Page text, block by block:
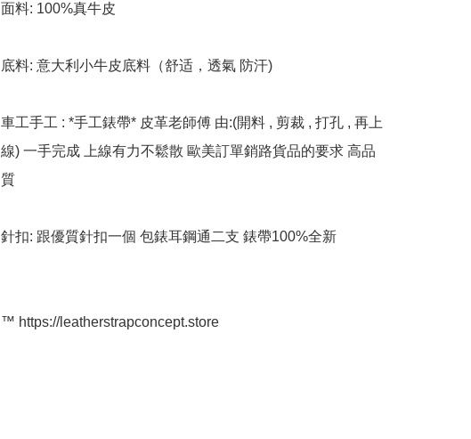
面料: 100%真牛皮
底料: 意大利小牛皮底料（舒适，透氣 防汗)
車工手工 : *手工錶帶* 皮革老師傅 由:(開料 , 剪裁 , 打孔 , 再上
線) 一手完成 上線有力不鬆散 歐美訂單銷路貨品的要求 高品
質
針扣: 跟優質針扣一個 包錶耳鋼通二支 錶帶100%全新
™️ https://leatherstrapconcept.store